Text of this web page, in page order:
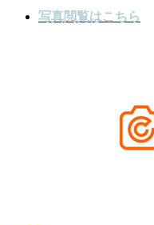
写真閲覧はこちら